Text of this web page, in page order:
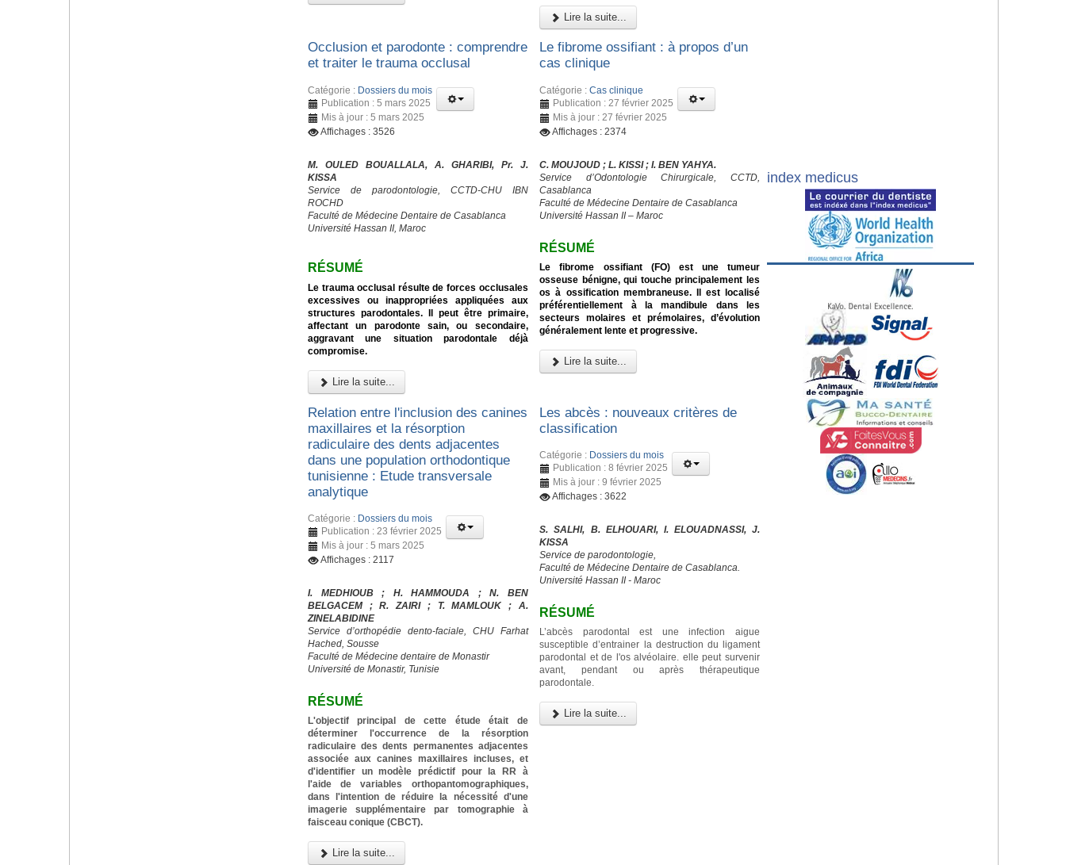
Lire la suite...
Occlusion et parodonte : comprendre
et traiter le trauma occlusal
Catégorie : Dossiers du mois
Publication : 5 mars 2025
Mis à jour : 5 mars 2025
Affichages : 3526
M. OULED BOUALLALA, A. GHARIBI, Pr. J.
KISSA
Service de parodontologie, CCTD-CHU IBN
ROCHD
Faculté de Médecine Dentaire de Casablanca
Université Hassan II, Maroc
RÉSUMÉ
Le trauma occlusal résulte de forces occlusales
excessives ou inappropriées appliquées aux
structures parodontales. Il peut être primaire,
affectant un parodonte sain, ou secondaire,
aggravant une situation parodontale déjà
compromise.
Lire la suite...
Le fibrome ossifiant : à propos d’un
cas clinique
Catégorie :Cas clinique
Publication : 27 février 2025
Mis à jour : 27 février 2025
Affichages : 2374
C. MOUJOUD ; L. KISSI ; I. BEN YAHYA.
Service d’Odontologie Chirurgicale, CCTD,
Casablanca
Faculté de Médecine Dentaire de Casablanca
Université Hassan II – Maroc
RÉSUMÉ
Le fibrome ossifiant (FO) est une tumeur
osseuse bénigne, qui touche principalement les
os à ossification membraneuse. Il est localisé
préférentiellement à la mandibule dans les
secteurs molaires et prémolaires, d’évolution
généralement lente et progressive.
Lire la suite...
Relation entre l'inclusion des canines
maxillaires et la résorption
radiculaire des dents adjacentes
dans une population orthodontique
tunisienne : Etude transversale
analytique
Catégorie : Dossiers du mois
Publication : 23 février 2025
Mis à jour : 5 mars 2025
Affichages : 2117
I. MEDHIOUB ; H. HAMMOUDA ; N. BEN
BELGACEM ; R. ZAIRI ; T. MAMLOUK ; A.
ZINELABIDINE
Service d’orthopédie dento-faciale, CHU Farhat
Hached, Sousse
Faculté de Médecine dentaire de Monastir
Université de Monastir, Tunisie
RÉSUMÉ
L'objectif principal de cette étude était de
déterminer l'occurrence de la résorption
radiculaire des dents permanentes adjacentes
associée aux canines maxillaires incluses, et
d'identifier un modèle prédictif pour la RR à
l'aide de variables orthopantomographiques,
dans l'intention de réduire la nécessité d'une
imagerie supplémentaire par tomographie à
faisceau conique (CBCT).
Lire la suite...
Les abcès : nouveaux critères de
classification
Catégorie : Dossiers du mois
Publication : 8 février 2025
Mis à jour : 9 février 2025
Affichages : 3622
S. SALHI, B. ELHOUARI, I. ELOUADNASSI, J.
KISSA
Service de parodontologie,
Faculté de Médecine Dentaire de Casablanca.
Université Hassan II - Maroc
RÉSUMÉ
L’abcès parodontal est une infection aigue
susceptible d’entrainer la destruction du ligament
parodontal et de l'os alvéolaire. elle peut survenir
avant, pendant ou après thérapeutique
parodontale.
Lire la suite...
index medicus